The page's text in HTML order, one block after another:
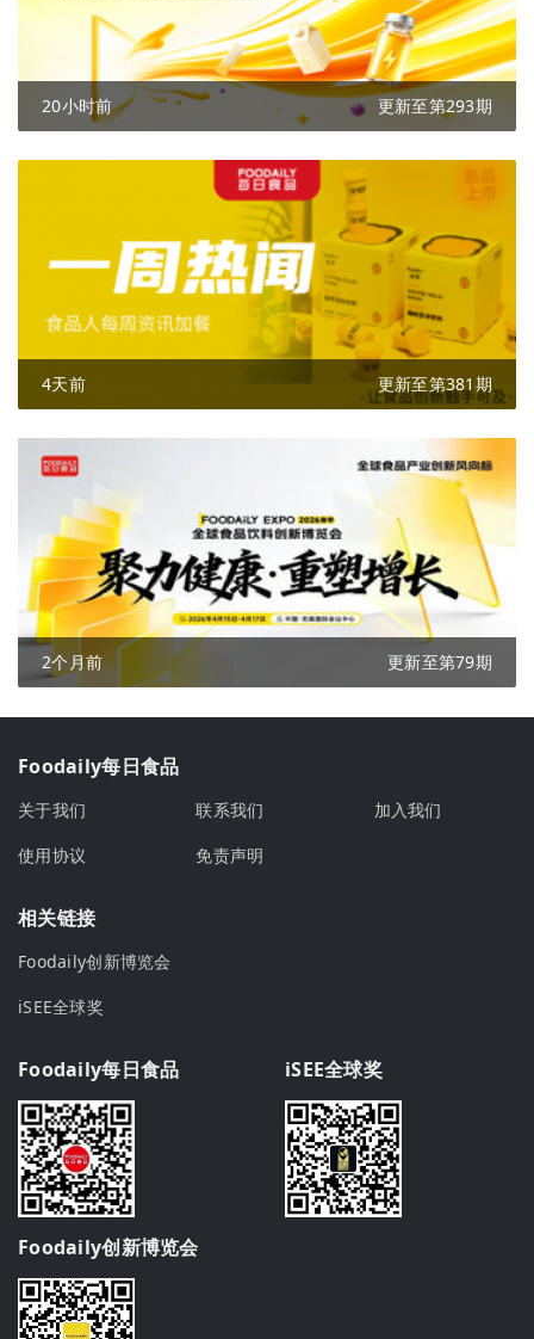
20小时前 更新至第293期
4天前 更新至第381期
2个月前 更新至第79期
Foodaily每日食品
关于我们 联系我们
加入我们
使用协议
免责声明
相关链接
Foodaily创新博览会
iSEE全球奖
Foodaily每日食品 iSEE全球奖
Foodaily创新博览会